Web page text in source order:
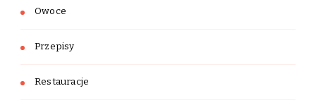
Owoce
Przepisy
Restauracje